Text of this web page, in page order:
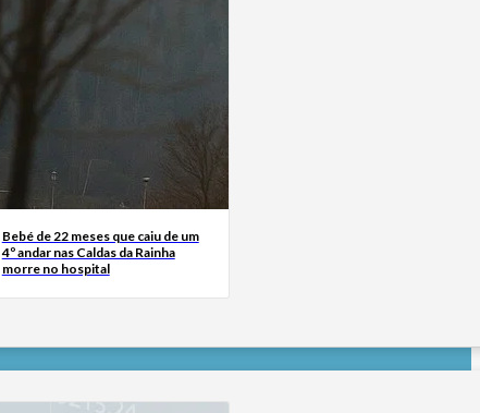
Bebé de 22 meses que caiu de um
4º andar nas Caldas da Rainha
morre no hospital